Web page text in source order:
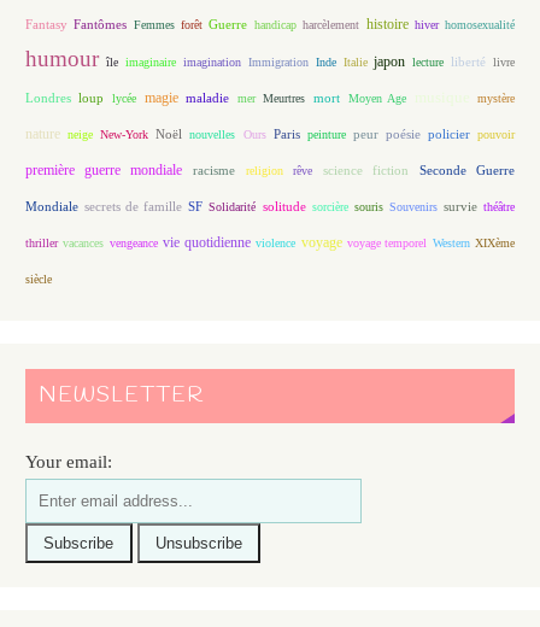
Fantasy Fantômes Femmes forêt Guerre handicap harcèlement histoire hiver homosexualité
humour île imaginaire imagination Immigration Inde Italie japon lecture liberté livre
Londres loup lycée magie maladie mer Meurtres mort Moyen Age musique mystère
nature neige New-York Noël nouvelles Ours Paris peinture peur poésie policier pouvoir
première guerre mondiale racisme religion rêve science fiction Seconde Guerre
Mondiale secrets de famille SF Solidarité solitude sorcière souris Souvenirs survie théâtre
thriller vacances vengeance vie quotidienne violence voyage voyage temporel Western XIXème
siècle
NEWSLETTER
Your email: